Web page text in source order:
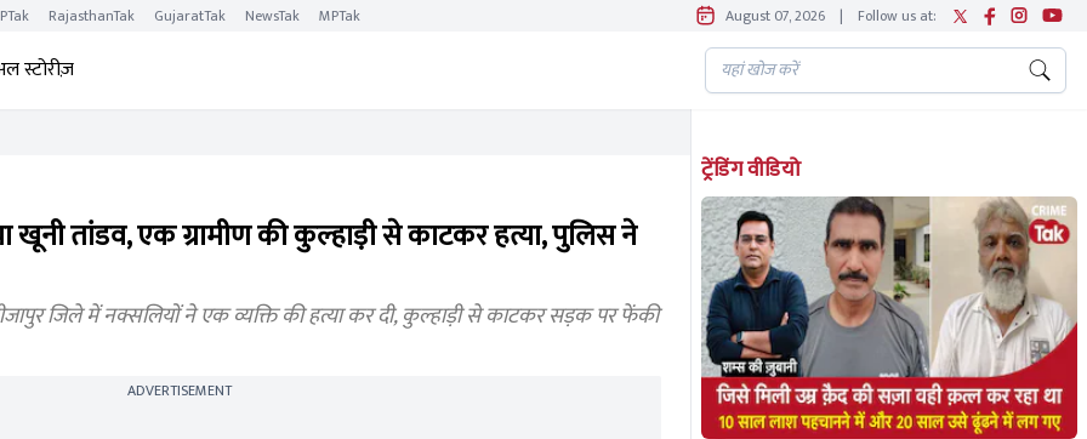
RajasthanTak GujaratTak NewsTak MPTak August 07, 2026 | Follow us at:
स्टोरीज़
तांडव, एक ग्रामीण की कुल्हाड़ी से काटकर हत्या, पुलिस ने
जिले में नक्सलियों ने एक व्यक्ति की हत्या कर दी, कुल्हाड़ी से काटकर सड़क पर फेंकी
ADVERTISEMENT
ट्रेंडिंग वीडियो